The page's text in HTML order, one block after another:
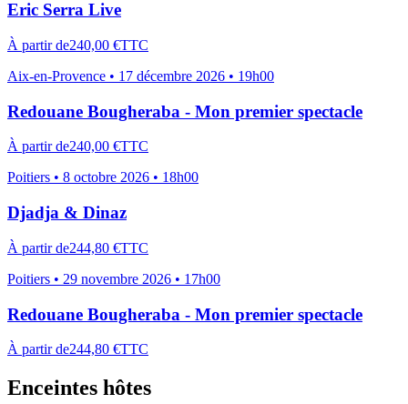
Eric Serra Live
À partir de240,00 €TTC
Aix-en-Provence • 17 décembre 2026 • 19h00
Redouane Bougheraba - Mon premier spectacle
À partir de240,00 €TTC
Poitiers • 8 octobre 2026 • 18h00
Djadja & Dinaz
À partir de244,80 €TTC
Poitiers • 29 novembre 2026 • 17h00
Redouane Bougheraba - Mon premier spectacle
À partir de244,80 €TTC
Enceintes hôtes